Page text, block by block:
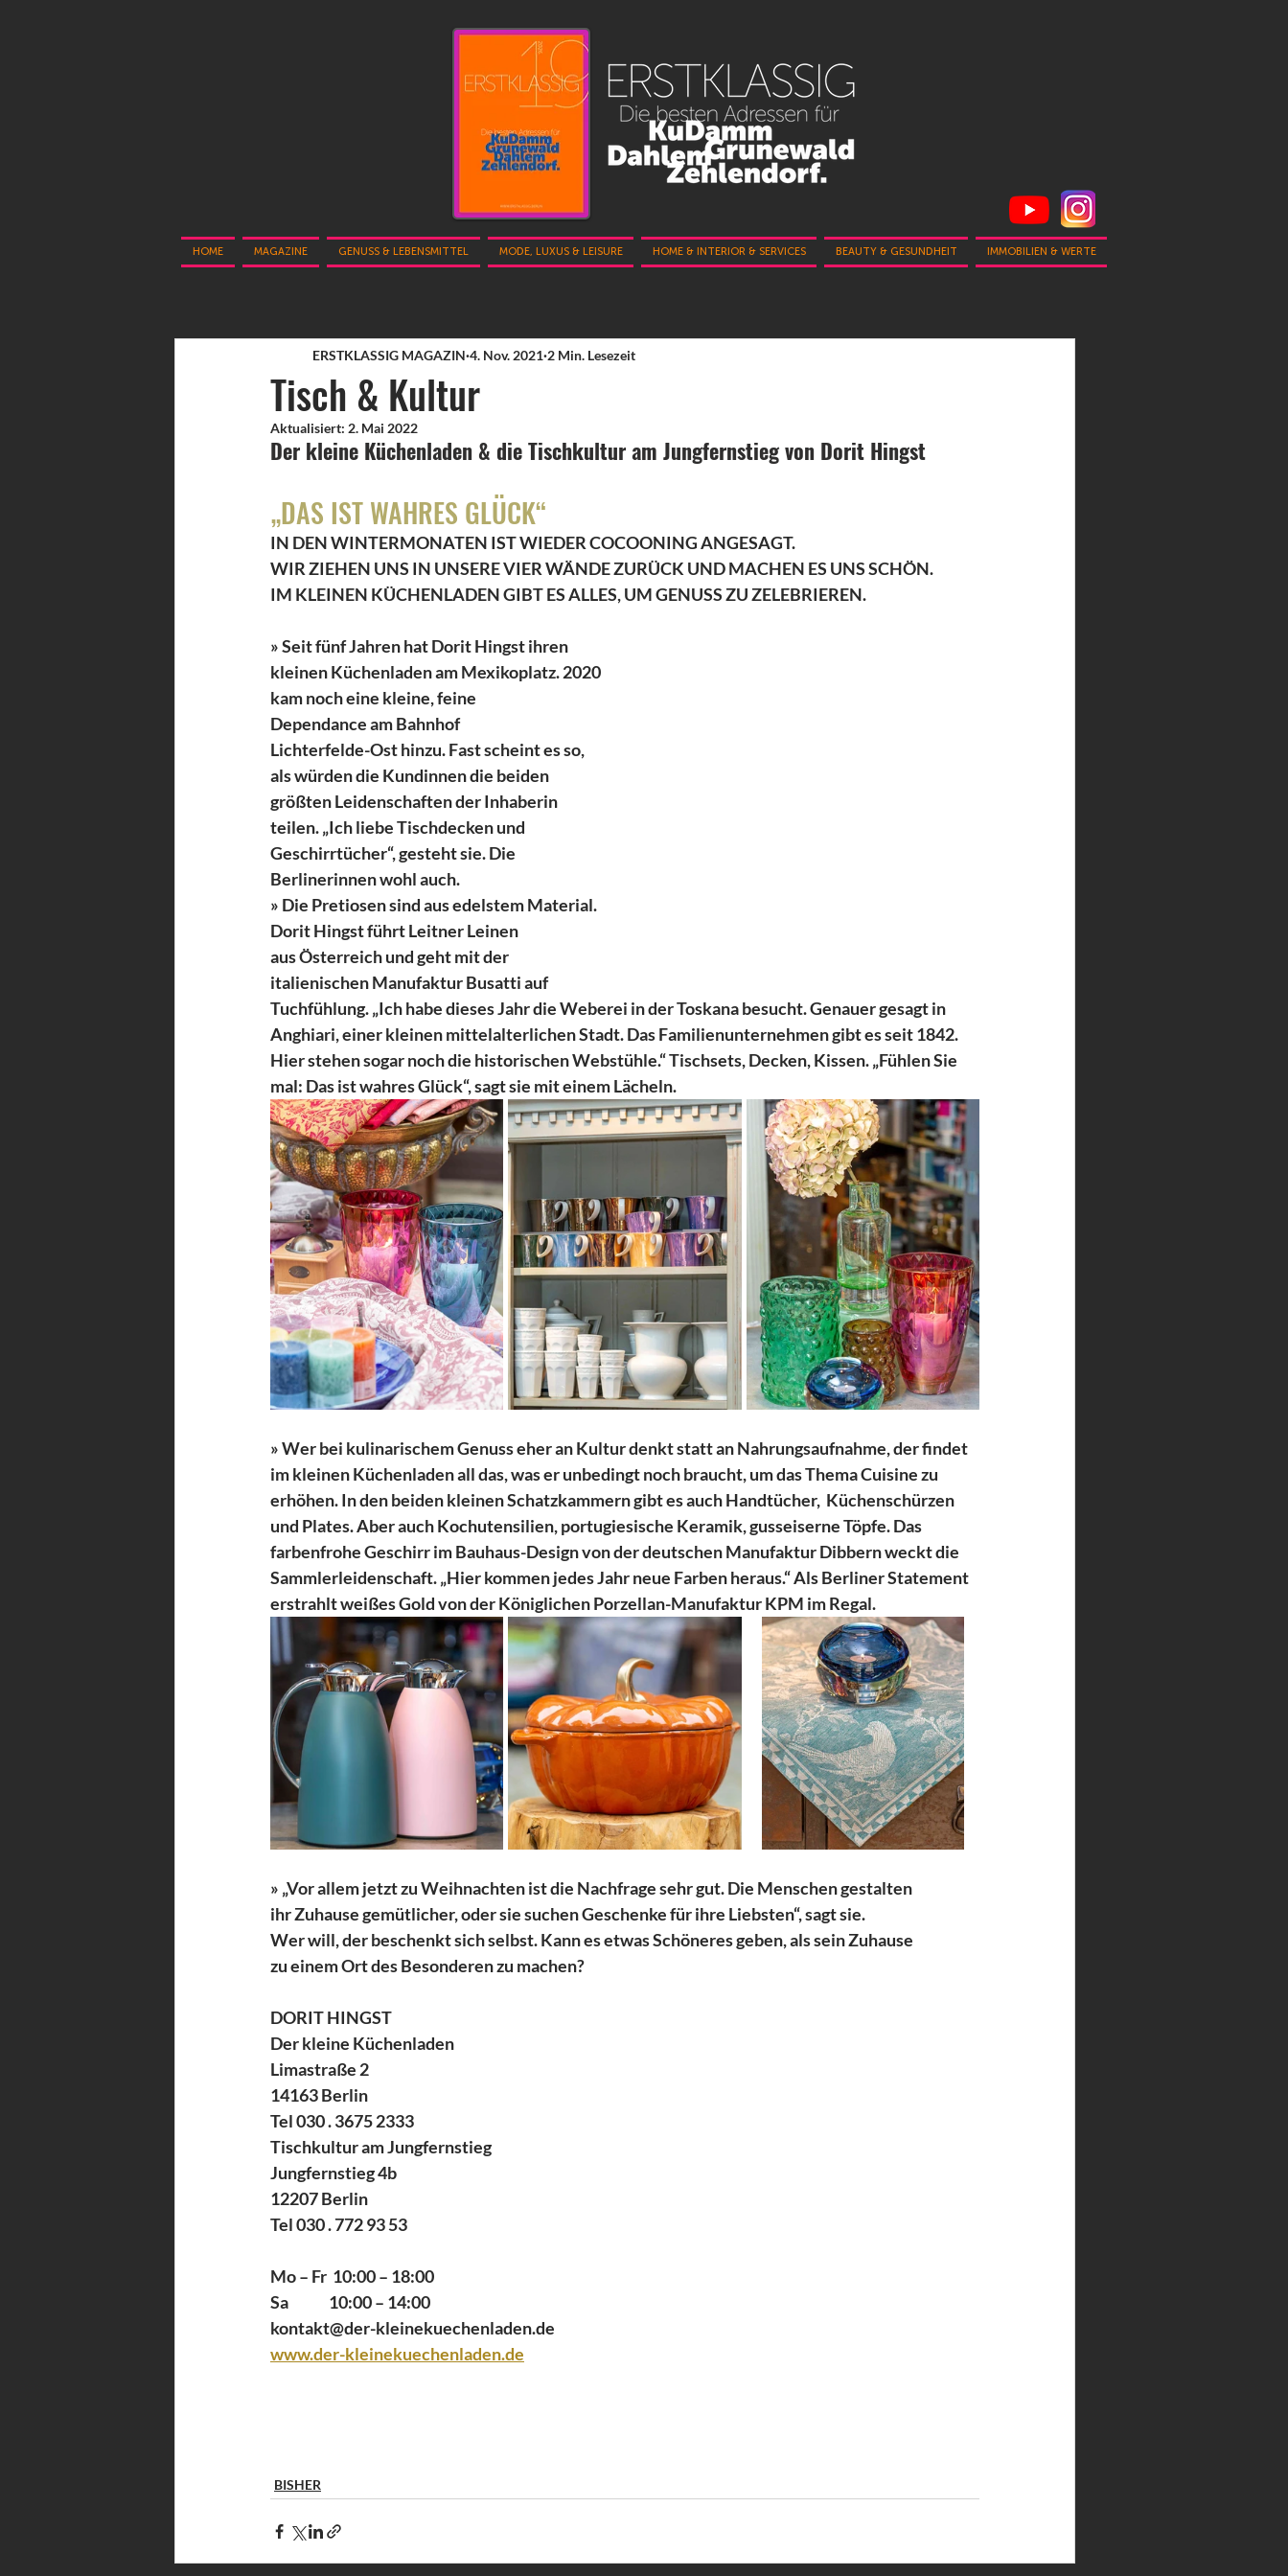
HOME MAGAZINE GENUSS & LEBENSMITTEL MODE, LUXUS & LEISURE HOME & INTERIOR & SERVICES BEAUTY & GESUNDHEIT IMMOBILIEN & WERTE
Tisch & Kultur
ERSTKLASSIG MAGAZIN 4. Nov. 2021 2 Min. Lesezeit
Aktualisiert: 2. Mai 2022
Der kleine Küchenladen & die Tischkultur am Jungfernstieg von Dorit Hingst
„DAS IST WAHRES GLÜCK“
IN DEN WINTERMONATEN IST WIEDER COCOONING ANGESAGT.
WIR ZIEHEN UNS IN UNSERE VIER WÄNDE ZURÜCK UND MACHEN ES UNS SCHÖN.
IM KLEINEN KÜCHENLADEN GIBT ES ALLES, UM GENUSS ZU ZELEBRIEREN.
» Seit fünf Jahren hat Dorit Hingst ihren
kleinen Küchenladen am Mexikoplatz. 2020
kam noch eine kleine, feine
Dependance am Bahnhof
Lichterfelde-Ost hinzu. Fast scheint es so,
als würden die Kundinnen die beiden
größten Leidenschaften der Inhaberin
teilen. „Ich liebe Tischdecken und
Geschirrtücher“, gesteht sie. Die
Berlinerinnen wohl auch.
» Die Pretiosen sind aus edelstem Material.
Dorit Hingst führt Leitner Leinen
aus Österreich und geht mit der
italienischen Manufaktur Busatti auf
Tuchfühlung. „Ich habe dieses Jahr die Weberei in der Toskana besucht. Genauer gesagt in
Anghiari, einer kleinen mittelalterlichen Stadt. Das Familienunternehmen gibt es seit 1842.
Hier stehen sogar noch die historischen Webstühle.“ Tischsets, Decken, Kissen. „Fühlen Sie
mal: Das ist wahres Glück“, sagt sie mit einem Lächeln.
» Wer bei kulinarischem Genuss eher an Kultur denkt statt an Nahrungsaufnahme, der findet
im kleinen Küchenladen all das, was er unbedingt noch braucht, um das Thema Cuisine zu
erhöhen. In den beiden kleinen Schatzkammern gibt es auch Handtücher,  Küchenschürzen
und Plates. Aber auch Kochutensilien, portugiesische Keramik, gusseiserne Töpfe. Das
farbenfrohe Geschirr im Bauhaus-Design von der deutschen Manufaktur Dibbern weckt die
Sammlerleidenschaft. „Hier kommen jedes Jahr neue Farben heraus.“ Als Berliner Statement
erstrahlt weißes Gold von der Königlichen Porzellan-Manufaktur KPM im Regal.
» „Vor allem jetzt zu Weihnachten ist die Nachfrage sehr gut. Die Menschen gestalten
ihr Zuhause gemütlicher, oder sie suchen Geschenke für ihre Liebsten“, sagt sie.
Wer will, der beschenkt sich selbst. Kann es etwas Schöneres geben, als sein Zuhause
zu einem Ort des Besonderen zu machen?
DORIT HINGST
Der kleine Küchenladen
Limastraße 2
14163 Berlin
Tel 030 . 3675 2333
Tischkultur am Jungfernstieg
Jungfernstieg 4b
12207 Berlin
Tel 030 . 772 93 53
Mo – Fr  10:00 – 18:00
Sa              10:00 – 14:00
kontakt@der-kleinekuechenladen.de
www.der-kleinekuechenladen.de
BISHER